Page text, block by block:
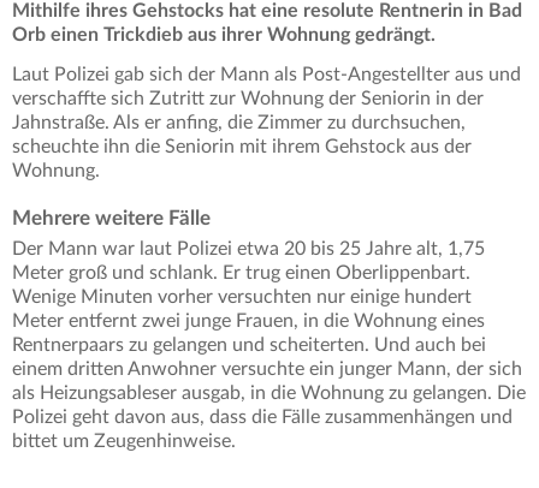
Mithilfe ihres Gehstocks hat eine resolute Rentnerin in Bad
Orb einen Trickdieb aus ihrer Wohnung gedrängt.
Laut Polizei gab sich der Mann als Post-Angestellter aus und
verschaffte sich Zutritt zur Wohnung der Seniorin in der
Jahnstraße. Als er anfing, die Zimmer zu durchsuchen,
scheuchte ihn die Seniorin mit ihrem Gehstock aus der
Wohnung.
Mehrere weitere Fälle
Der Mann war laut Polizei etwa 20 bis 25 Jahre alt, 1,75
Meter groß und schlank. Er trug einen Oberlippenbart.
Wenige Minuten vorher versuchten nur einige hundert
Meter entfernt zwei junge Frauen, in die Wohnung eines
Rentnerpaars zu gelangen und scheiterten. Und auch bei
einem dritten Anwohner versuchte ein junger Mann, der sich
als Heizungsableser ausgab, in die Wohnung zu gelangen. Die
Polizei geht davon aus, dass die Fälle zusammenhängen und
bittet um Zeugenhinweise.